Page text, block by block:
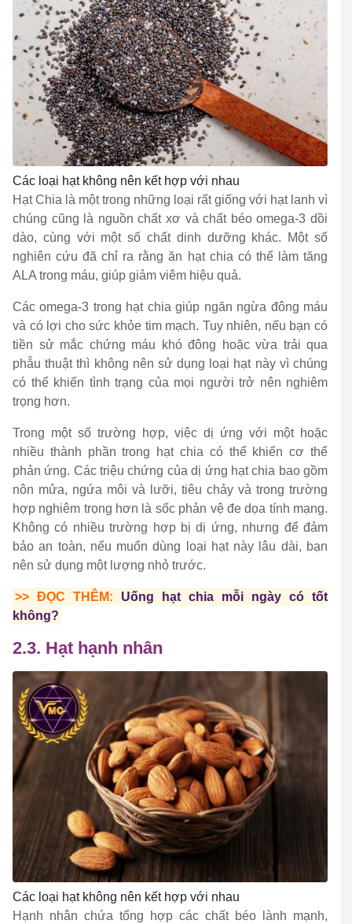
Các loại hạt không nên kết hợp với nhau
Hạt Chia là một trong những loại rất giống với hạt lanh vì
chúng cũng là nguồn chất xơ và chất béo omega-3 dồi
dào, cùng với một số chất dinh dưỡng khác. Một số
nghiên cứu đã chỉ ra rằng ăn hạt chia có thể làm tăng
ALA trong máu, giúp giảm viêm hiệu quả.
Các omega-3 trong hạt chia giúp ngăn ngừa đông máu
và có lợi cho sức khỏe tim mạch. Tuy nhiên, nếu bạn có
tiền sử mắc chứng máu khó đông hoặc vừa trải qua
phẫu thuật thì không nên sử dụng loại hạt này vì chúng
có thể khiến tình trạng của mọi người trở nên nghiêm
trọng hơn.
Trong một số trường hợp, việc dị ứng với một hoặc
nhiều thành phần trong hạt chia có thể khiến cơ thể
phản ứng. Các triệu chứng của dị ứng hạt chia bao gồm
nôn mửa, ngứa môi và lưỡi, tiêu chảy và trong trường
hợp nghiêm trọng hơn là sốc phản vệ đe dọa tính mạng.
Không có nhiều trường hợp bị dị ứng, nhưng để đảm
bảo an toàn, nếu muốn dùng loại hạt này lâu dài, bạn
nên sử dụng một lượng nhỏ trước.
>> ĐỌC THÊM: Uống hạt chia mỗi ngày có tốt
không?
2.3. Hạt hạnh nhân
Các loại hạt không nên kết hợp với nhau
Hạnh nhân chứa tổng hợp các chất béo lành mạnh,